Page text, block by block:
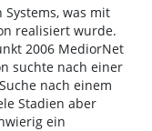
was mit
realisiert wurde.
2006 MediorNet
suchte nach einer
nach einem
Stadien aber
ein